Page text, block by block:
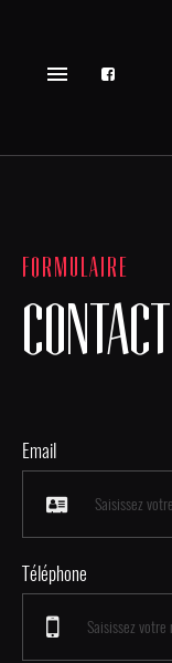
menu
FORMULAIRE
CONTACT
Email
Téléphone